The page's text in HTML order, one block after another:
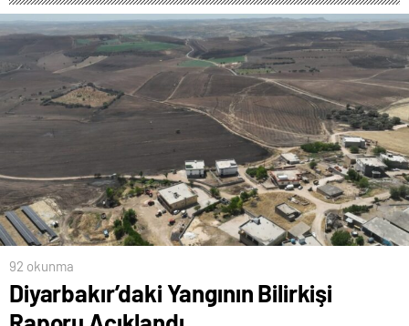
92 okunma
Diyarbakır’daki Yangının Bilirkişi